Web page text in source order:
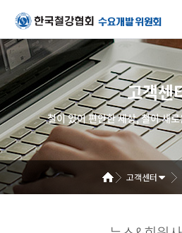
고객센
철이 있어 편안한 세상, 철이 새
고객센터